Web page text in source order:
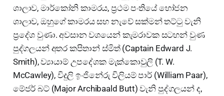
ශාලාව, මාර්කෝනි කාමරය, ප්‍රථම පංතියේ භෝජන
ශාලාව, ඔහුගේ කාමරය සහ නැවේ සක්මන් තට්ටු වැනි
ප්‍රදේශ වුණා. අවසාන වශයෙන් කැමරාවක සටහන් වුණ
පුද්ගලයන් අතර කපිතාන් ස්මිත් (Captain Edward J.
Smith), ව්‍යායාම් උපදේශක මැක්කොවුලි (T. W.
McCawley), විදුලි ඉංජිනේරු විලියම් පාර් (William Paar),
මේජර් බට් (Major Archibaald Butt) වැනි පුද්ගලයන් ද,